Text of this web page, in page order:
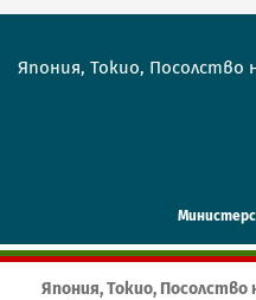
Япония, Токио, Посолство
Япония, Токио, Посолство